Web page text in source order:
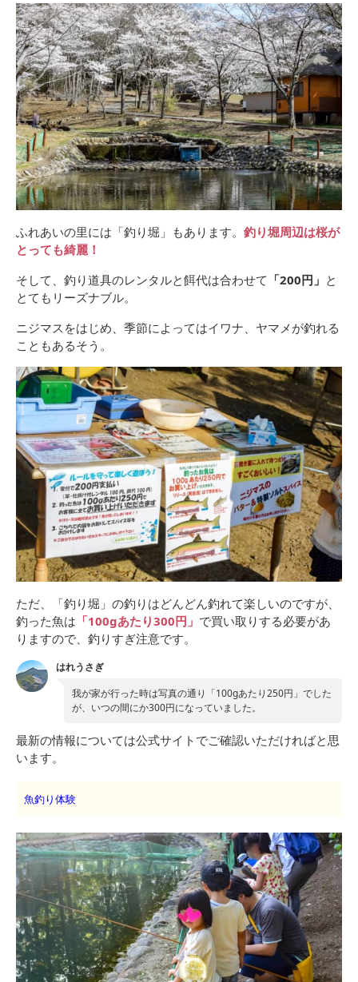
ふれあいの里には「釣り堀」もあります。 釣り堀周辺は桜が
とっても綺麗！
そして、釣り道具のレンタルと餌代は合わせて 「200円」 と
とてもリーズナブル。
ニジマスをはじめ、季節によってはイワナ、ヤマメが釣れる
こともあるそう。
ただ、「釣り堀」の釣りはどんどん釣れて楽しいのですが、
釣った魚は 「100gあたり300円」 で買い取りする必要があ
りますので、釣りすぎ注意です。
はれうさぎ
我が家が行った時は写真の通り「100gあたり250円」でした
が、いつの間にか300円になっていました。
最新の情報については公式サイトでご確認いただければと思
います。
魚釣り体験